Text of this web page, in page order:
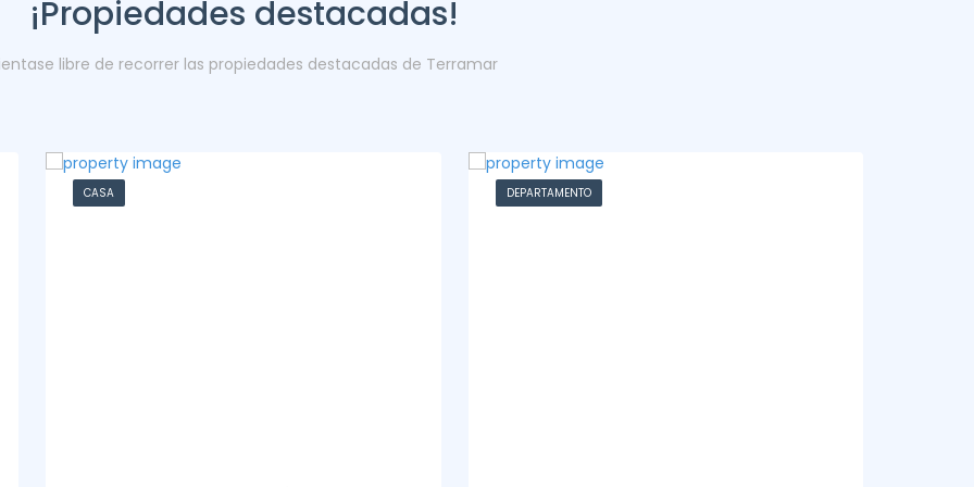
¡Propiedades destacadas!
libre de recorrer las propiedades destacadas de Terramar
DEPARTAMENTO CHACRA